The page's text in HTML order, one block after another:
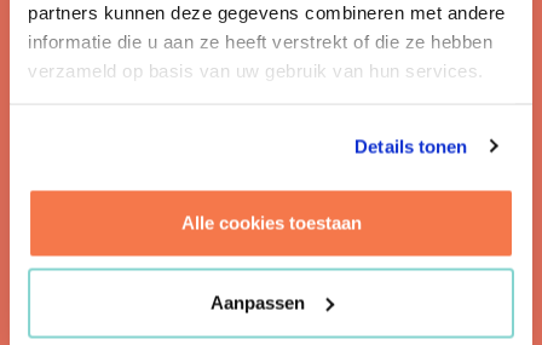
partners kunnen deze gegevens combineren met andere
informatie die u aan ze heeft verstrekt of die ze hebben
verzameld op basis van uw gebruik van hun services.
Details tonen
Alle cookies toestaan
Aanpassen
de Nota Ruimte een nieuwe nota ‘Nederland in 2050’.
Een verhaal voor heel Nederland. Zorg ervoor dat ook
toekomstige kabinetten, met andere samenstellingen,
langetermijnperspectief, één ministerie dat hierop de
regie voert is een pre.
door of we de plannen kunnen betalen, of de juiste
mensen en materialen voorhanden zijn en of we het op
tijd af kunnen krijgen. Nederland verdient een heldere,